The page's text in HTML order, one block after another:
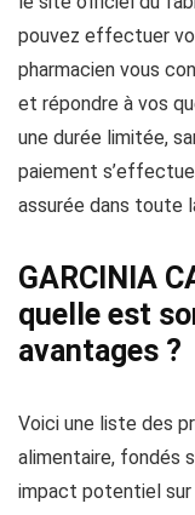
pouvez effectuer
pharmacien vous
et répondre à vos
une durée limitée,
paiement
assurée dans toute
GARCINIA
quelle est
avantages ?
Voici une liste des
alimentaire, fondés
impact potentiel sur